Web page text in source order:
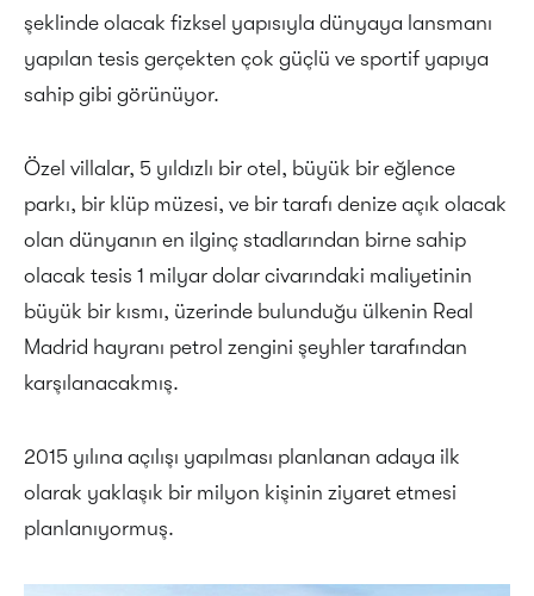
şeklinde olacak fizksel yapısıyla dünyaya lansmanı
yapılan tesis gerçekten çok güçlü ve sportif yapıya
sahip gibi görünüyor.
Özel villalar, 5 yıldızlı bir otel, büyük bir eğlence
parkı, bir klüp müzesi, ve bir tarafı denize açık olacak
olan dünyanın en ilginç stadlarından birne sahip
olacak tesis 1 milyar dolar civarındaki maliyetinin
büyük bir kısmı, üzerinde bulunduğu ülkenin Real
Madrid hayranı petrol zengini şeyhler tarafından
karşılanacakmış.
2015 yılına açılışı yapılması planlanan adaya ilk
olarak yaklaşık bir milyon kişinin ziyaret etmesi
planlanıyormuş.